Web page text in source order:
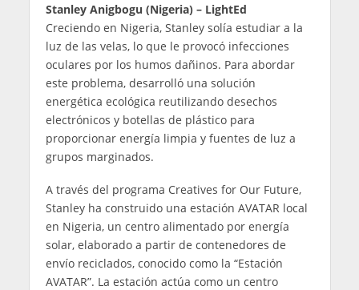
Stanley Anigbogu (Nigeria) – LightEd
Creciendo en Nigeria, Stanley solía estudiar a la
luz de las velas, lo que le provocó infecciones
oculares por los humos dañinos. Para abordar
este problema, desarrolló una solución
energética ecológica reutilizando desechos
electrónicos y botellas de plástico para
proporcionar energía limpia y fuentes de luz a
grupos marginados.
A través del programa Creatives for Our Future,
Stanley ha construido una estación AVATAR local
en Nigeria, un centro alimentado por energía
solar, elaborado a partir de contenedores de
envío reciclados, conocido como la “Estación
AVATAR”. La estación actúa como un centro